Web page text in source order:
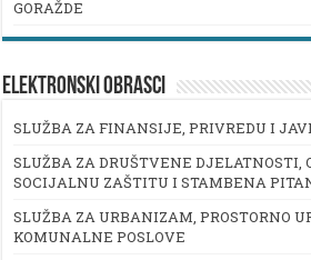
GORAŽDE
ELEKTRONSKI OBRASCI
SLUŽBA ZA FINANSIJE, PRIVREDU I
SLUŽBA ZA DRUŠTVENE DJELATNOSTI,
SOCIJALNU ZAŠTITU I STAMBENA
SLUŽBA ZA URBANIZAM, PROSTORNO
KOMUNALNE POSLOVE